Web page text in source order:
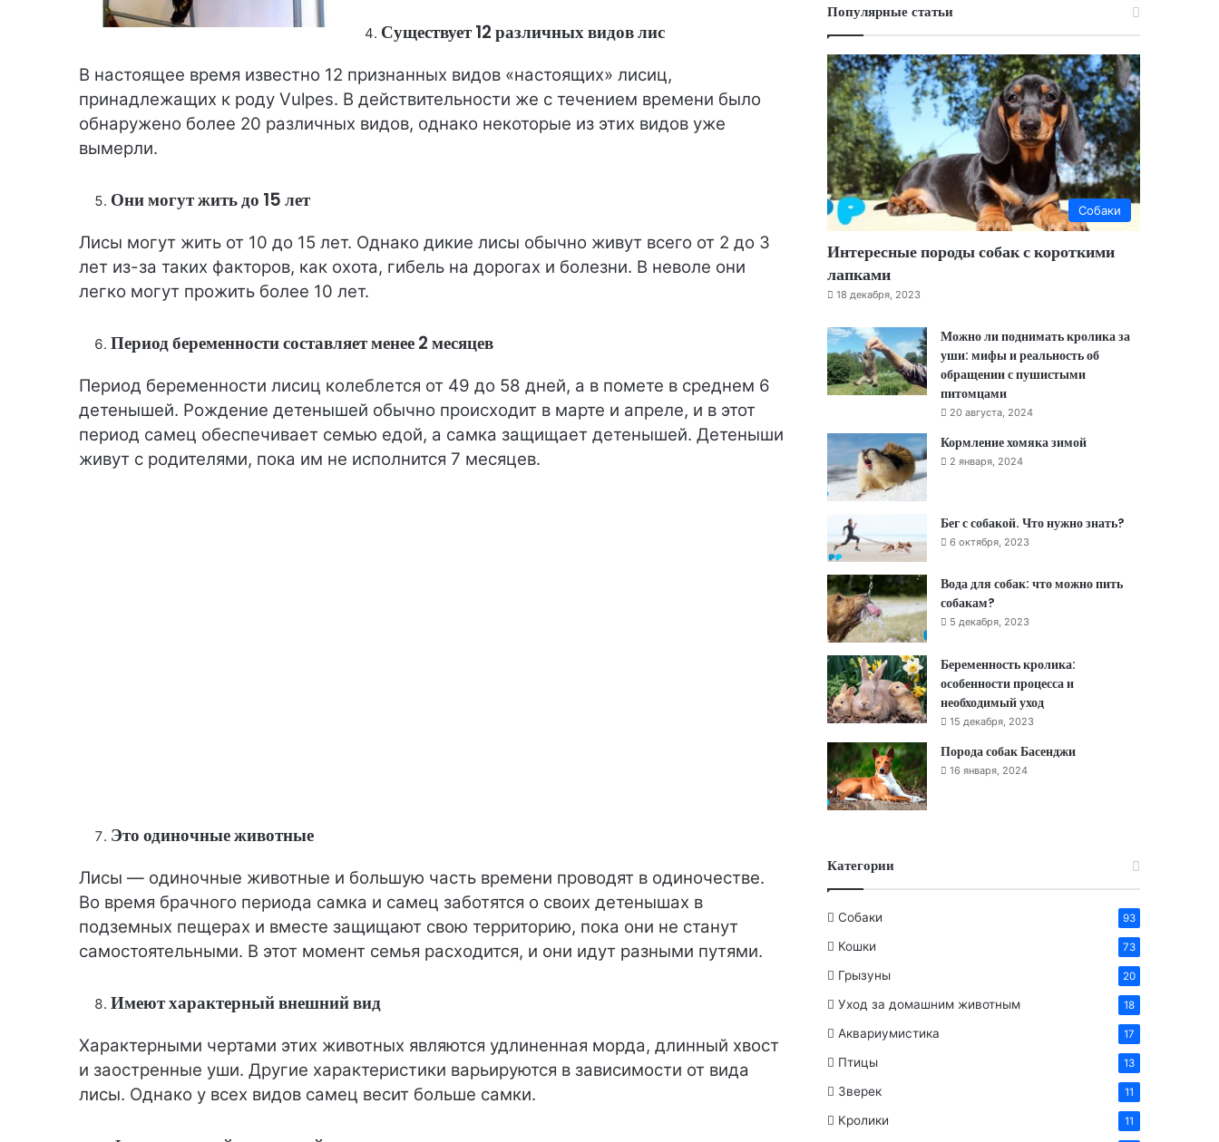
Существует 12 различных видов лис
В настоящее время известно 12 признанных видов «настоящих» лисиц,
принадлежащих к роду Vulpes. В действительности же с течением времени было
обнаружено более 20 различных видов, однако некоторые из этих видов уже
вымерли.
Они могут жить до 15 лет
Лисы могут жить от 10 до 15 лет. Однако дикие лисы обычно живут всего от 2 до 3
лет из-за таких факторов, как охота, гибель на дорогах и болезни. В неволе они
легко могут прожить более 10 лет.
Период беременности составляет менее 2 месяцев
Период беременности лисиц колеблется от 49 до 58 дней, а в помете в среднем 6
детенышей. Рождение детенышей обычно происходит в марте и апреле, и в этот
период самец обеспечивает семью едой, а самка защищает детенышей. Детеныши
живут с родителями, пока им не исполнится 7 месяцев.
Это одиночные животные
Лисы — одиночные животные и большую часть времени проводят в одиночестве.
Во время брачного периода самка и самец заботятся о своих детенышах в
подземных пещерах и вместе защищают свою территорию, пока они не станут
самостоятельными. В этот момент семья расходится, и они идут разными путями.
Имеют характерный внешний вид
Характерными чертами этих животных являются удлиненная морда, длинный хвост
и заостренные уши. Другие характеристики варьируются в зависимости от вида
лисы. Однако у всех видов самец весит больше самки.
Популярные статьи
Собаки
Интересные породы собак с короткими
лапками
18 декабря, 2023
Можно ли поднимать кролика за
уши: мифы и реальность об
обращении с пушистыми
питомцами
20 августа, 2024
Кормление хомяка зимой
2 января, 2024
Бег с собакой. Что нужно знать?
6 октября, 2023
Вода для собак: что можно пить
собакам?
5 декабря, 2023
Беременность кролика:
особенности процесса и
необходимый уход
15 декабря, 2023
Порода собак Басенджи
16 января, 2024
Категории
Собаки 93
Кошки 73
Грызуны 20
Уход за домашним животным 18
Аквариумистика 17
Птицы 13
Зверек 11
Кролики 11